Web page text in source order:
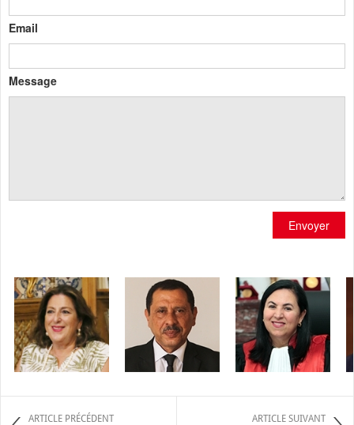
Email
Message
Envoyer
ARTICLE PRÉCÉDENT ARTICLE SUIVANT